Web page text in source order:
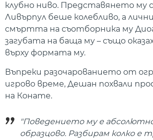
клубно ниво. Представянето му
Ливърпул беше колебливо, а
смъртта на съотборника му
загубата на баща му – също
върху формата му.
Въпреки разочарованието от
игрово време, Дешан похвали
на Конате.
"Поведението му е
образцово. Разбирам колко е